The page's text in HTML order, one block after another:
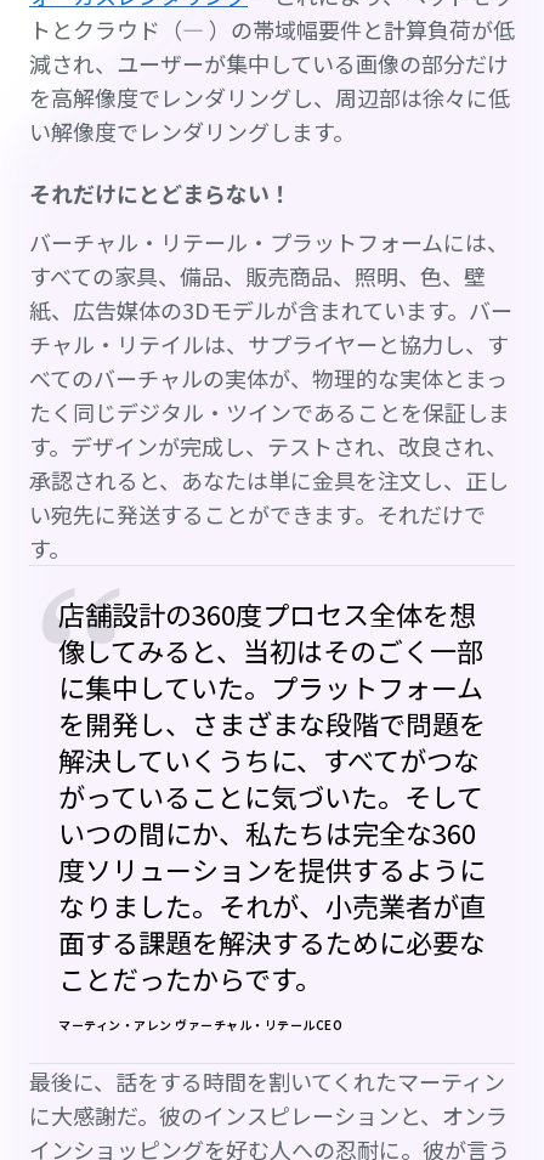
トとクラウド（— ）の帯域幅要件と計算負荷が低
減され、ユーザーが集中している画像の部分だけ
を高解像度でレンダリングし、周辺部は徐々に低
い解像度でレンダリングします。
それだけにとどまらない！
バーチャル・リテール・プラットフォームには、
すべての家具、備品、販売商品、照明、色、壁
紙、広告媒体の3Dモデルが含まれています。バー
チャル・リテイルは、サプライヤーと協力し、す
べてのバーチャルの実体が、物理的な実体とまっ
たく同じデジタル・ツインであることを保証しま
す。デザインが完成し、テストされ、改良され、
承認されると、あなたは単に金具を注文し、正し
い宛先に発送することができます。それだけで
す。“
店舗設計の360度プロセス全体を想
像してみると、当初はそのごく一部
に集中していた。プラットフォーム
を開発し、さまざまな段階で問題を
解決していくうちに、すべてがつな
がっていることに気づいた。そして
いつの間にか、私たちは完全な360
度ソリューションを提供するように
なりました。それが、小売業者が直
面する課題を解決するために必要な
ことだったからです。
マーティン・アレン ヴァーチャル・リテールCEO
最後に、話をする時間を割いてくれたマーティン
に大感謝だ。彼のインスピレーションと、オンラ
インショッピングを好む人への忍耐に。彼が言う